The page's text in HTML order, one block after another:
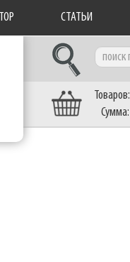
СТАТЬИ
Товаров:
Сумма: